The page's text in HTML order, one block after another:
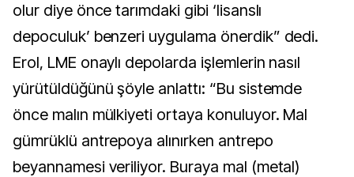
olur diye önce tarımdaki gibi ‘lisanslı
depoculuk’ benzeri uygulama önerdik” dedi.
Erol, LME onaylı depolarda işlemlerin nasıl
yürütüldüğünü şöyle anlattı: “Bu sistemde
önce malın mülkiyeti ortaya konuluyor. Mal
gümrüklü antrepoya alınırken antrepo
beyannamesi veriliyor. Buraya mal (metal)